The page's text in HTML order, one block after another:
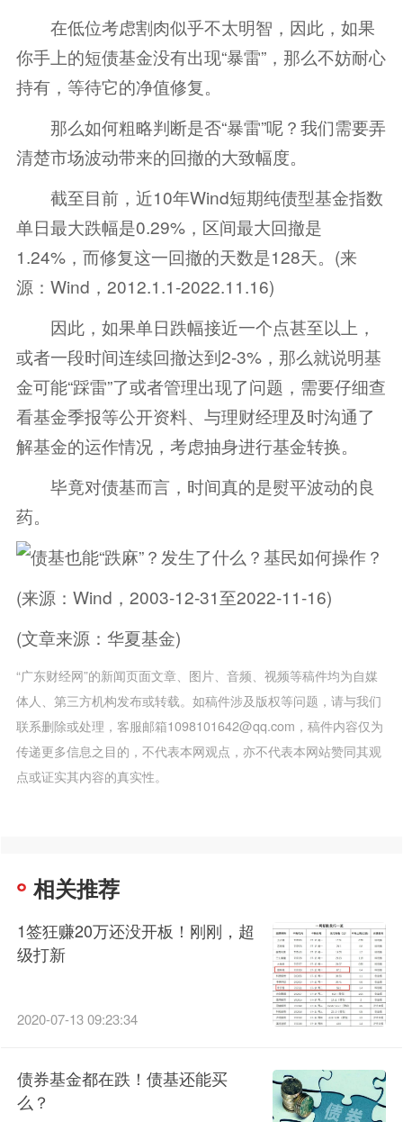
在低位考虑割肉似乎不太明智，因此，如果
你手上的短债基金没有出现“暴雷”，那么不妨耐心
持有，等待它的净值修复。
那么如何粗略判断是否“暴雷”呢？我们需要弄
清楚市场波动带来的回撤的大致幅度。
截至目前，近10年Wind短期纯债型基金指数
单日最大跌幅是0.29%，区间最大回撤是
1.24%，而修复这一回撤的天数是128天。(来
源：Wind，2012.1.1-2022.11.16)
因此，如果单日跌幅接近一个点甚至以上，
或者一段时间连续回撤达到2-3%，那么就说明基
金可能“踩雷”了或者管理出现了问题，需要仔细查
看基金季报等公开资料、与理财经理及时沟通了
解基金的运作情况，考虑抽身进行基金转换。
毕竟对债基而言，时间真的是熨平波动的良
药。
(来源：Wind，2003-12-31至2022-11-16)
(文章来源：华夏基金)
“广东财经网”的新闻页面文章、图片、音频、视频等稿件均为自媒
体人、第三方机构发布或转载。如稿件涉及版权等问题，请与我们
联系删除或处理，客服邮箱1098101642@qq.com，稿件内容仅为
传递更多信息之目的，不代表本网观点，亦不代表本网站赞同其观
点或证实其内容的真实性。
相关推荐
1签狂赚20万还没开板！刚刚，超
级打新
2020-07-13 09:23:34
债券基金都在跌！债基还能买
么？